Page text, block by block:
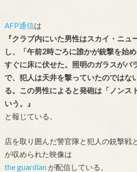
AFP通信は
『クラブ内にいた男性はスカイ・ニュ
し、「午前2時ごろに誰かが銃撃を始
すぐに床に伏せた。照明のガラスがバ
で、犯人は天井を撃っていたのではな
る。この男性によると発砲は「ノンス
いう。』
と報じている。
店を取り囲んだ警官隊と犯人の銃撃戦
が収められた映像は
the guardian が配信している。